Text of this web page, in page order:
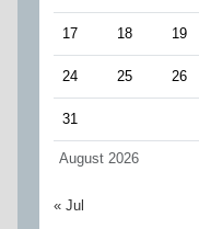
August 2026
17 18 19
24 25 26
31
« Jul